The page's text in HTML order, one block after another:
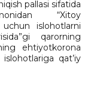
pallasi sifatida
“Xitoy
islohotlarni
qarorning
ehtiyotkorona
qat’iy